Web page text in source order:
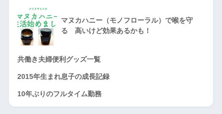
マヌカハニー（モノフローラル）で喉を守
る 高いけど効果あるかも！
共働き夫婦便利グッズ一覧
2015年生まれ息子の成長記録
10年ぶりのフルタイム勤務